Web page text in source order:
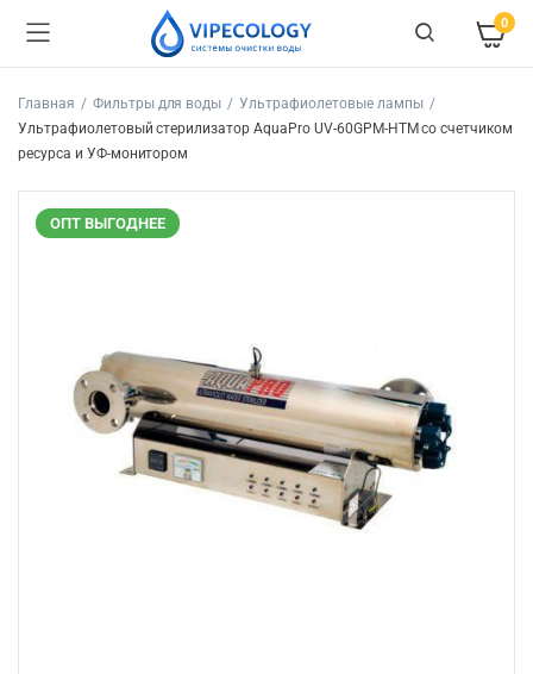
0
Главная Фильтры для воды
Ультрафиолетовые лампы
Ультрафиолетовый стерилизатор AquaPro UV-60GPM-HTM cо счетчиком
ресурса и УФ-монитором
ОПТ ВЫГОДНЕЕ